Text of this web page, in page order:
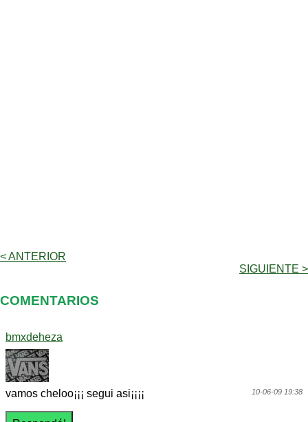
< ANTERIOR
SIGUIENTE >
COMENTARIOS
bmxdeheza
10-06-09 19:38
vamos cheloo¡¡¡ segui asi¡¡¡¡